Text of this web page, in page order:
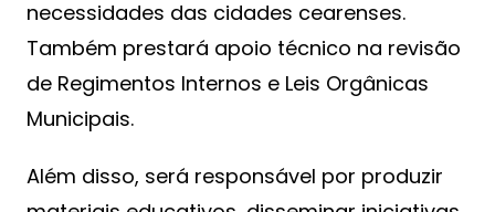
necessidades das cidades cearenses.
Também prestará apoio técnico na revisão
de Regimentos Internos e Leis Orgânicas
Municipais.
Além disso, será responsável por produzir